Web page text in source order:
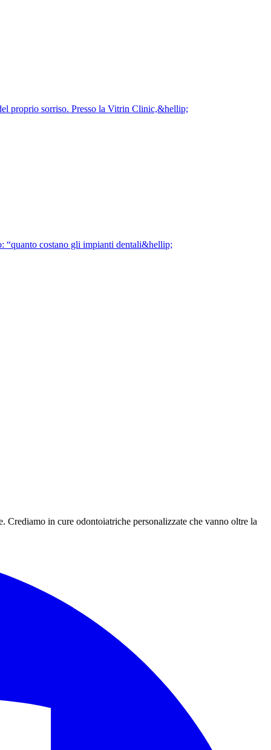
proprio sorriso. Presso la Vitrin Clinic,&hellip;
“quanto costano gli impianti dentali&hellip;
in cure odontoiatriche personalizzate che vanno oltre la